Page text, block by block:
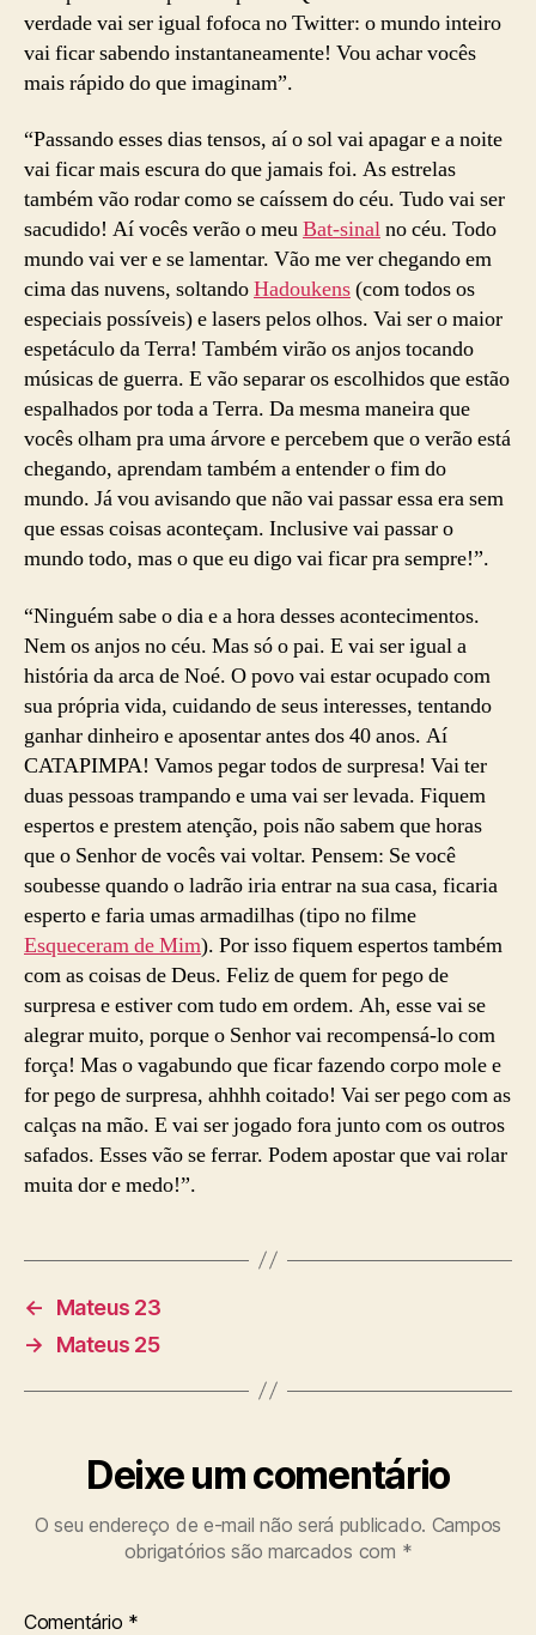
verdade vai ser igual fofoca no Twitter: o mundo inteiro
vai ficar sabendo instantaneamente! Vou achar vocês
mais rápido do que imaginam”.
“Passando esses dias tensos, aí o sol vai apagar e a noite
vai ficar mais escura do que jamais foi. As estrelas
também vão rodar como se caíssem do céu. Tudo vai ser
sacudido! Aí vocês verão o meuBat-sinalno céu. Todo
mundo vai ver e se lamentar. Vão me ver chegando em
cima das nuvens, soltandoHadoukens(com todos os
especiais possíveis) e lasers pelos olhos. Vai ser o maior
espetáculo da Terra! Também virão os anjos tocando
músicas de guerra. E vão separar os escolhidos que estão
espalhados por toda a Terra. Da mesma maneira que
vocês olham pra uma árvore e percebem que o verão está
chegando, aprendam também a entender o fim do
mundo. Já vou avisando que não vai passar essa era sem
que essas coisas aconteçam. Inclusive vai passar o
mundo todo, mas o que eu digo vai ficar pra sempre!”.
“Ninguém sabe o dia e a hora desses acontecimentos.
Nem os anjos no céu. Mas só o pai. E vai ser igual a
história da arca de Noé. O povo vai estar ocupado com
sua própria vida, cuidando de seus interesses, tentando
ganhar dinheiro e aposentar antes dos 40 anos. Aí
CATAPIMPA! Vamos pegar todos de surpresa! Vai ter
duas pessoas trampando e uma vai ser levada. Fiquem
espertos e prestem atenção, pois não sabem que horas
que o Senhor de vocês vai voltar. Pensem: Se você
soubesse quando o ladrão iria entrar na sua casa, ficaria
esperto e faria umas armadilhas (tipo no filme
Esqueceram de Mim). Por isso fiquem espertos também
com as coisas de Deus. Feliz de quem for pego de
surpresa e estiver com tudo em ordem. Ah, esse vai se
alegrar muito, porque o Senhor vai recompensá-lo com
força! Mas o vagabundo que ficar fazendo corpo mole e
for pego de surpresa, ahhhh coitado! Vai ser pego com as
calças na mão. E vai ser jogado fora junto com os outros
safados. Esses vão se ferrar. Podem apostar que vai rolar
muita dor e medo!”.
←
Mateus 23
→
Mateus 25
Deixe um comentário
O seu endereço de e-mail não será publicado. Campos
obrigatórios são marcados com *
Comentário *